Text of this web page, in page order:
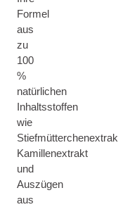
Formel
aus
zu
100
%
natürlichen
Inhaltsstoffen
wie
Kamillenextrakt
und
Auszügen
aus